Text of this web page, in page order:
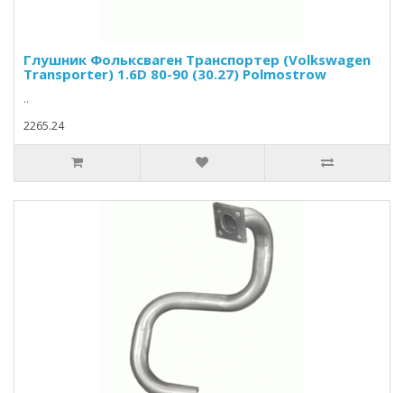
Глушник Фольксваген Транспортер (Volkswagen
Transporter) 1.6D 80-90 (30.27) Polmostrow
..
2265.24